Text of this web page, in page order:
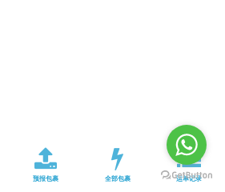
预报包裹 全部包裹 运单记录